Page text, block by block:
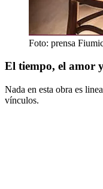
Foto: prensa
El tiempo, el amor
Nada en esta obra es
vínculos.